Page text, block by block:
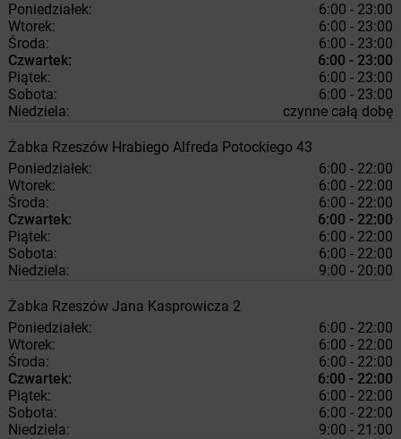
Poniedziałek:
6:00 - 23:00
Wtorek:
6:00 - 23:00
Środa:
6:00 - 23:00
Czwartek:
6:00 - 23:00
Piątek:
6:00 - 23:00
Sobota:
6:00 - 23:00
Niedziela:
czynne całą dobę
Żabka Rzeszów Hrabiego Alfreda Potockiego 43
Poniedziałek:
6:00 - 22:00
Wtorek:
6:00 - 22:00
Środa:
6:00 - 22:00
Czwartek:
6:00 - 22:00
Piątek:
6:00 - 22:00
Sobota:
6:00 - 22:00
Niedziela:
9:00 - 20:00
Żabka Rzeszów Jana Kasprowicza 2
Poniedziałek:
6:00 - 22:00
Wtorek:
6:00 - 22:00
Środa:
6:00 - 22:00
Czwartek:
6:00 - 22:00
Piątek:
6:00 - 22:00
Sobota:
6:00 - 22:00
Niedziela:
9:00 - 21:00